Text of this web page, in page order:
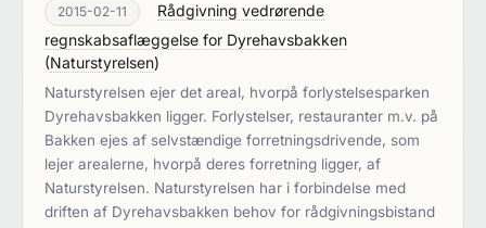
2015-02-11
Rådgivning vedrørende
regnskabsaflæggelse for Dyrehavsbakken
(Naturstyrelsen)
Naturstyrelsen ejer det areal, hvorpå forlystelsesparken
Dyrehavsbakken ligger. Forlystelser, restauranter m.v. på
Bakken ejes af selvstændige forretningsdrivende, som
lejer arealerne, hvorpå deres forretning ligger, af
Naturstyrelsen. Naturstyrelsen har i forbindelse med
driften af Dyrehavsbakken behov for rådgivningsbistand